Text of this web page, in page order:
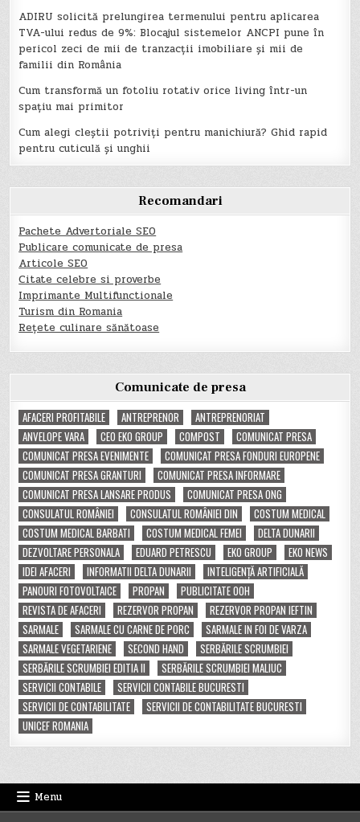
ADIRU solicită prelungirea termenului pentru aplicarea
TVA-ului redus de 9%: Blocajul sistemelor ANCPI pune în
pericol zeci de mii de tranzacții imobiliare și mii de
familii din România
Cum transformă un fotoliu rotativ orice living într-un
spațiu mai primitor
Cum alegi cleștii potriviți pentru manichiură? Ghid rapid
pentru cuticulă și unghii
Recomandari
Pachete Advertoriale SEO
Publicare comunicate de presa
Articole SEO
Citate celebre si proverbe
Imprimante Multifunctionale
Turism din Romania
Rețete culinare sănătoase
Comunicate de presa
AFACERI PROFITABILE
ANTREPRENOR
ANTREPRENORIAT
ANVELOPE VARA
CEO EKO GROUP COMPOST
COMUNICAT PRESA
COMUNICAT PRESA EVENIMENTE
COMUNICAT PRESA FONDURI EUROPENE
COMUNICAT PRESA GRANTURI
COMUNICAT PRESA INFORMARE
COMUNICAT PRESA LANSARE PRODUS
COMUNICAT PRESA ONG
CONSULATUL ROMÂNIEI
CONSULATUL ROMÂNIEI DIN
COSTUM MEDICAL
COSTUM MEDICAL BARBATI
COSTUM MEDICAL FEMEI
DELTA DUNARII
DEZVOLTARE PERSONALA
EDUARD PETRESCU EKO GROUP
EKO NEWS
IDEI AFACERI
INFORMATII DELTA DUNARII
INTELIGENȚĂ ARTIFICIALĂ
PANOURI FOTOVOLTAICE
PROPAN
PUBLICITATE OOH
REVISTA DE AFACERI
REZERVOR PROPAN
REZERVOR PROPAN IEFTIN
SARMALE
SARMALE CU CARNE DE PORC
SARMALE IN FOI DE VARZA
SARMALE VEGETARIENE
SECOND HAND
SERBĂRILE SCRUMBIEI
SERBĂRILE SCRUMBIEI EDITIA II
SERBĂRILE SCRUMBIEI MALIUC
SERVICII CONTABILE
SERVICII CONTABILE BUCURESTI
SERVICII DE CONTABILITATE
SERVICII DE CONTABILITATE BUCURESTI
UNICEF ROMANIA
Menu